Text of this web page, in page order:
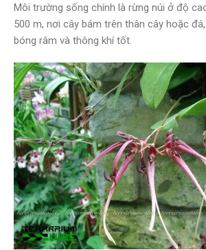
Môi trường sống chính là rừng núi ở độ
500 m, nơi cây bám trên thân cây hoặc
bóng râm và thông khí tốt.